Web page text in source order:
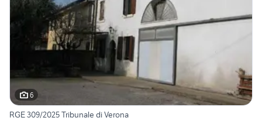
6
RGE 309/2025 Tribunale di Verona